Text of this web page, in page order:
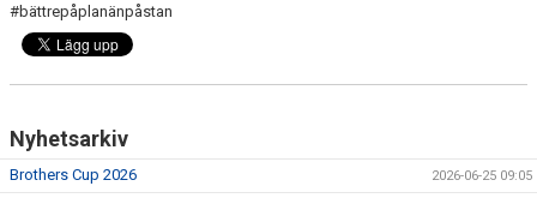
#bättrepåplanänpåstan
Nyhetsarkiv
Brothers Cup 2026 2026-06-25 09:05